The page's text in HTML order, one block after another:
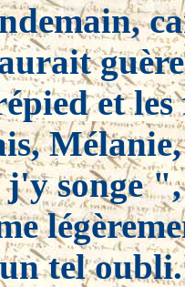
et les
songe
tel